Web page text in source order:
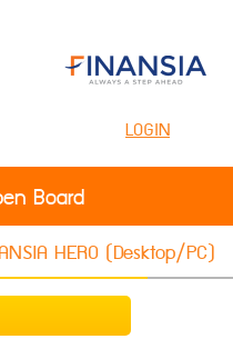
LOGIN
Board
HERO (Desktop/PC)